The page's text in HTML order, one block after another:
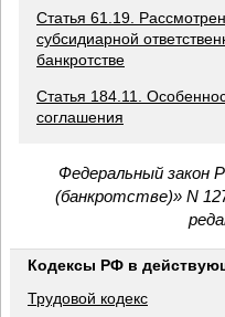
Статья 61.19.
субсидиарной
банкротстве
Статья 184.11.
соглашения
Федеральный
(банкротстве)» N
Кодексы РФ в
Трудовой кодекс